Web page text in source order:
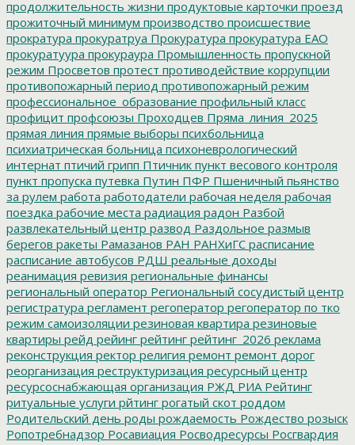
продолжительность жизни продуктовые карточки проезд
прожиточный минимум производство происшествие
прократура прокуратруа Прокуратура прокуратура ЕАО
прокуратуура прокураура Промышленность пропускной
режим Просветов протест противодействие коррупции
противопожарный период противопожарный режим
профессиональное_образование профильный класс
профицит профсоюзы Проходцев Пряма_линия_2025
прямая линия прямые выборы психбольница
психиатрическая больница психоневрологический
интернат птичий грипп Птичник пункт весового контроля
пункт пропуска путевка Путин ПФР Пшеничный пьянство
за рулем работа работодатели рабочая неделя рабочая
поездка рабочие места радиация радон Разбой
развлекательный центр развод Раздольное размыв
берегов ракеты Рамазанов РАН РАНХиГС расписание
расписание автобусов РДШ реальные доходы
реанимация ревизия региональные финансы
региональный оператор Региональный сосудистый центр
регистратура регламент регоператор регоператор по тко
режим самоизоляции резиновая квартира резиновые
квартиры рейд рейинг рейтинг рейтинг_2026 реклама
реконструкция ректор религия ремонт ремонт дорог
реорганизация реструктуризация ресурсный центр
ресурсоснабжающая организация РЖД РИА Рейтинг
ритуальные услуги рйтинг рогатый скот роддом
Родительский день роды рождаемость Рождество розыск
Ропотребнадзор Росавиация Росводресурсы Росгвардия